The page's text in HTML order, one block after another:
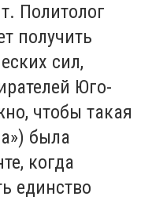
Политолог
получить
сил,
Юго-
чтобы такая
была
когда
единство